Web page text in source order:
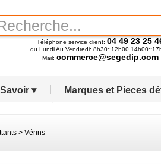
Téléphone service client: 04 49 23 25
du Lundi Au Vendredi: 8h30~12h00
Mail: commerce@segedip.com
▾ Marques et Pieces
> Vérins